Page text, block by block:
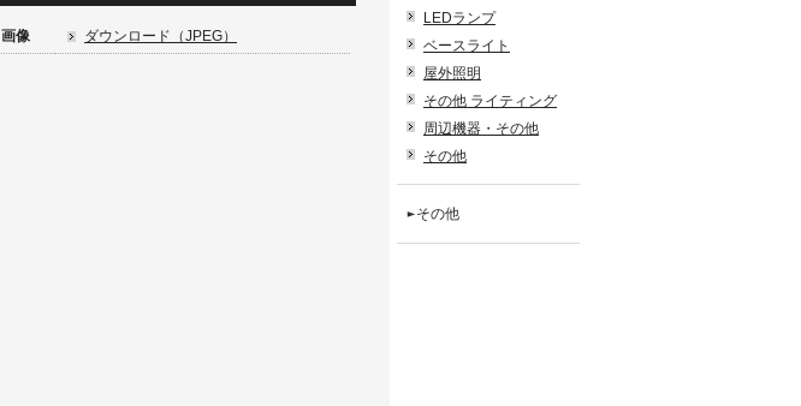
画像 ダウンロード（JPEG）
LEDランプ
ベースライト
屋外照明
その他 ライティング
周辺機器・その他
その他
その他